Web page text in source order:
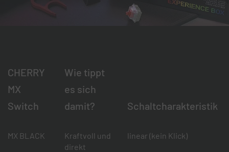
CHERRY
MX
Switch
Wie tippt
es sich
damit?
Schaltcharakteristik
MX BLACK
Kraftvoll und
direkt
linear (kein Klick)